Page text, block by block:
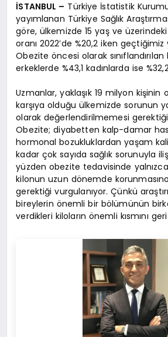
İSTANBUL – Türkiye İstatistik
yayımlanan Türkiye Sağlık
göre, ülkemizde 15 yaş ve
oranı 2022’de %20,2 iken geçtiğimiz
Obezite öncesi olarak
erkeklerde %43,1 kadınlarda ise
Uzmanlar, yaklaşık 19 milyon kişinin
karşıya olduğu ülkemizde sorunun
olarak değerlendirilmemesi
Obezite; diyabetten kalp-damar
hormonal bozukluklardan yaşam
kadar çok sayıda sağlık sorunuyla
yüzden obezite tedavisinde
kilonun uzun dönemde
gerektiği vurgulanıyor. Çünkü
bireylerin önemli bir bölümünün
verdikleri kiloların önemli kısmını